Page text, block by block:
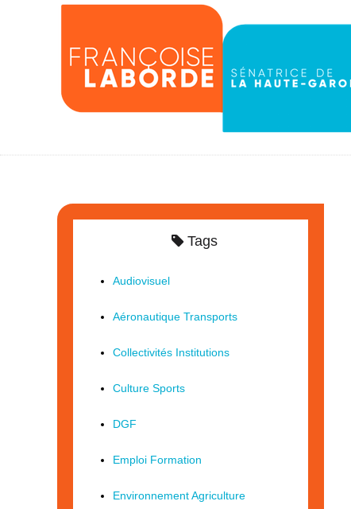
Tags
Audiovisuel
Aéronautique Transports
Collectivités Institutions
Culture Sports
DGF
Emploi Formation
Environnement Agriculture